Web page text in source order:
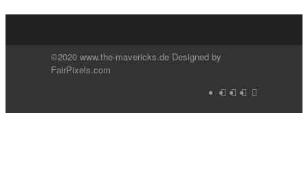
©2020 www.the-mavericks.de Designed by
FairPixels.com